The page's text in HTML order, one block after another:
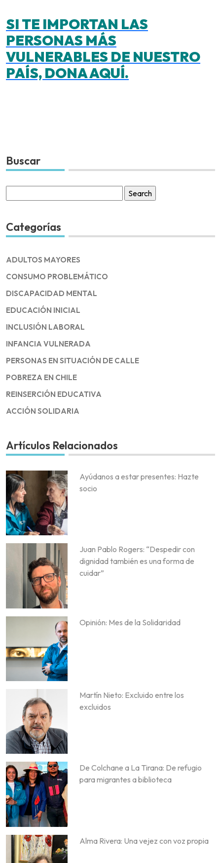
SI TE IMPORTAN LAS
PERSONAS MÁS
VULNERABLES DE NUESTRO
PAÍS, DONA AQUÍ.
Buscar
for:
Categorías
ADULTOS MAYORES
CONSUMO PROBLEMÁTICO
DISCAPACIDAD MENTAL
EDUCACIÓN INICIAL
INCLUSIÓN LABORAL
INFANCIA VULNERADA
PERSONAS EN SITUACIÓN DE CALLE
POBREZA EN CHILE
REINSERCIÓN EDUCATIVA
ACCIÓN SOLIDARIA
Artículos Relacionados
Ayúdanos a estar presentes: Hazte
socio
Juan Pablo Rogers: “Despedir con
dignidad también es una forma de
cuidar”
Opinión: Mes de la Solidaridad
Martín Nieto: Excluido entre los
excluidos
De Colchane a La Tirana: De refugio
para migrantes a biblioteca
Alma Rivera: Una vejez con voz propia